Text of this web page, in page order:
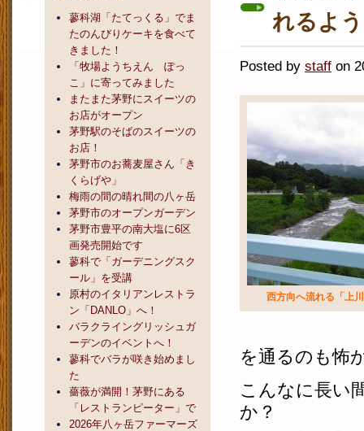
れるよ
Posted by staff on
西方向へ流れる「上
を通るのも怖
こんなに長い
か？
蓼科湖「たてっくる」でま
たのんびりケーキを食べて
きました！
「牧場ようちえん ぽっ
こ」に寄ってみました
またまた茅野にスイーツの
お店がオープン
茅野駅のそばのスイーツの
お店！
茅野市のお蕎麦屋さん「き
くらげや」
梅雨の間の晴れ間の八ヶ岳
茅野市のオープンガーデン
茅野市豊平の南大塩に6区
画発売開始です
蓼科で「ガーデニングスク
ール」を受講
原村のイタリアンレストラ
ン「DANLO」へ！
バラクライングリッシュガ
ーデンのイベントへ！
蓼科でバラが咲き始めまし
た
薔薇が満開！茅野にある
「レストランピーター」で
2026年八ヶ岳ファーマーズ